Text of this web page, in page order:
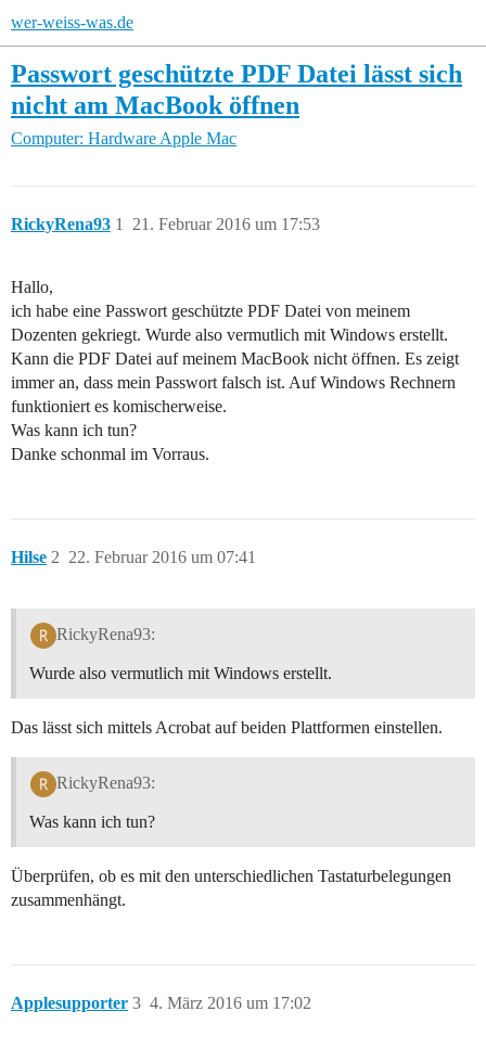
wer-weiss-was.de
Passwort geschützte PDF Datei lässt sich
nicht am MacBook öffnen
Computer: Hardware Apple Mac
RickyRena93 21. Februar 2016 um 17:53
1
Hallo,
ich habe eine Passwort geschützte PDF Datei von meinem
Dozenten gekriegt. Wurde also vermutlich mit Windows erstellt.
Kann die PDF Datei auf meinem MacBook nicht öffnen. Es zeigt
immer an, dass mein Passwort falsch ist. Auf Windows Rechnern
funktioniert es komischerweise.
Was kann ich tun?
Danke schonmal im Vorraus.
Hilse 22. Februar 2016 um 07:41
2
RickyRena93:
Wurde also vermutlich mit Windows erstellt.
Das lässt sich mittels Acrobat auf beiden Plattformen einstellen.
RickyRena93:
Was kann ich tun?
Überprüfen, ob es mit den unterschiedlichen Tastaturbelegungen
zusammenhängt.
Applesupporter 4. März 2016 um 17:02
3